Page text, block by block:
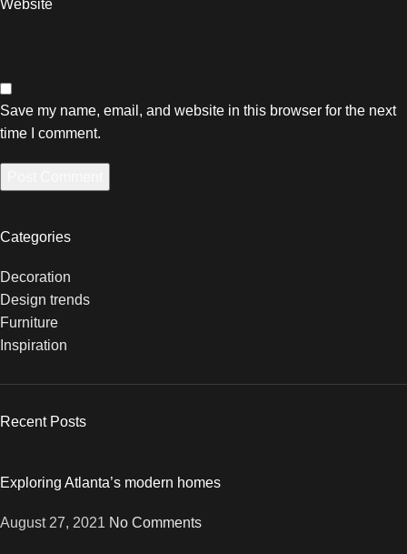
Website
Save my name, email, and website in this browser for the next
time I comment.
Categories
Decoration
Design trends
Furniture
Inspiration
Recent Posts
Exploring Atlanta’s modern homes
August 27, 2021 No Comments